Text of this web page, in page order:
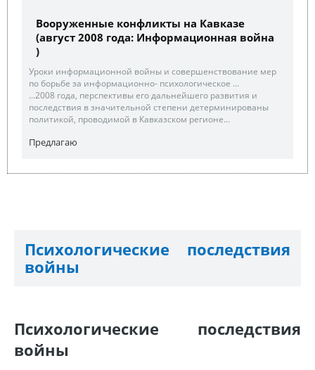
Вооруженные конфликты на Кавказе
(август 2008 года: Информационная война
)
Уроки информационной войны и совершенствование мер
по борьбе за информационно- психологическое ...
...2008 года, перспективы его дальнейшего развития и
последствия в значительной степени детерминированы
политикой, проводимой в Кавказском регионе...
Предлагаю
Психологические последствия
войны
Психологические последствия
войны